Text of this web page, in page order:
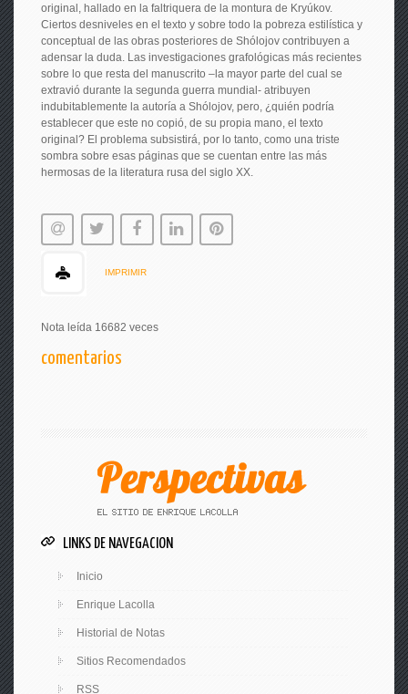
original, hallado en la faltriquera de la montura de Kryúkov.
Ciertos desniveles en el texto y sobre todo la pobreza estilística y
conceptual de las obras posteriores de Shólojov contribuyen a
adensar la duda. Las investigaciones grafológicas más recientes
sobre lo que resta del manuscrito –la mayor parte del cual se
extravió durante la segunda guerra mundial- atribuyen
indubitablemente la autoría a Shólojov, pero, ¿quién podría
establecer que este no copió, de su propia mano, el texto
original? El problema subsistirá, por lo tanto, como una triste
sombra sobre esas páginas que se cuentan entre las más
hermosas de la literatura rusa del siglo XX.
IMPRIMIR
Nota leída 16682 veces
comentarios
LINKS DE NAVEGACION
Inicio
Enrique Lacolla
Historial de Notas
Sitios Recomendados
RSS